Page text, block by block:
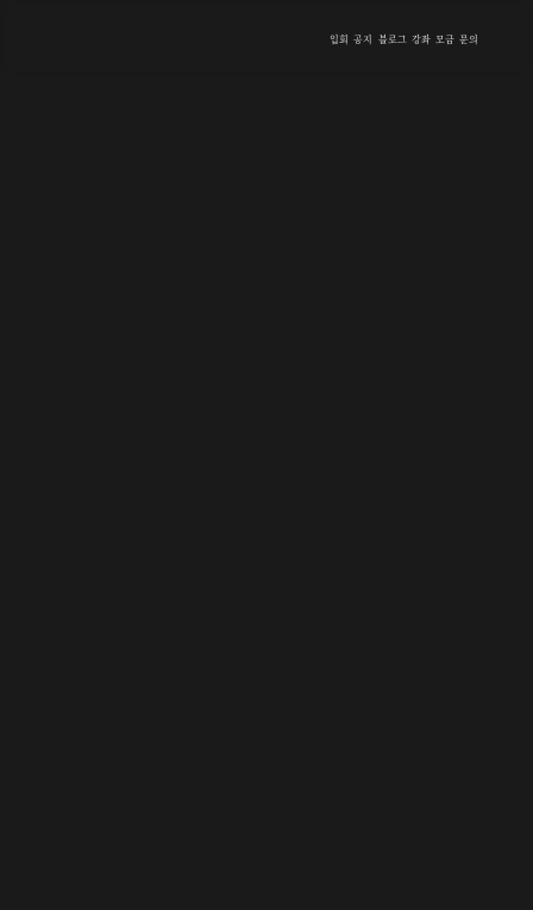
입회 공지 블로그 강좌 모금 문의